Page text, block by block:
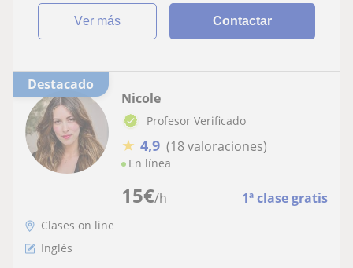
ver más Contactar
Destacado
15€/h 1ª clase gratis
Nicole
Profesor Verificado
★ 4,9 (18 valoraciones)
En línea
Clases on line
Inglés